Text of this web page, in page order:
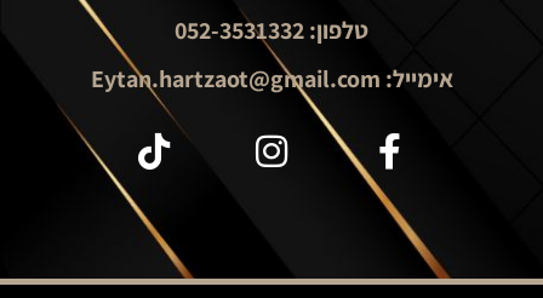
טלפון: 052-3531332
אימייל: Eytan.hartzaot@gmail.com